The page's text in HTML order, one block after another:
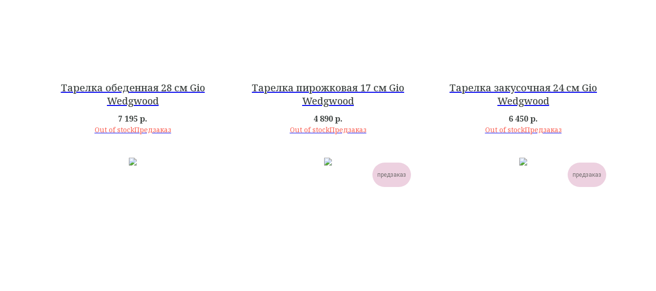
Тарелка обеденная 28 см Gio
Wedgwood
7 195р.
Out of stock
Тарелка пирожковая 17 см Gio
Wedgwood
4 890р.
Out of stock
Тарелка закусочная 24 см Gio
Wedgwood
6 450р.
Out of stock
предзаказ предзаказ